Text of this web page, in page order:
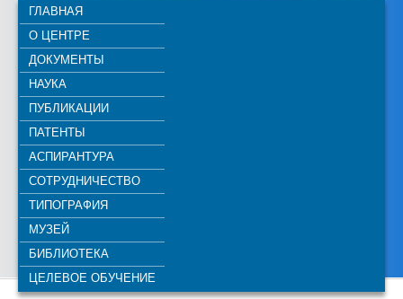
ГЛАВНАЯ
О ЦЕНТРЕ
ДОКУМЕНТЫ
НАУКА
ПУБЛИКАЦИИ
ПАТЕНТЫ
АСПИРАНТУРА
СОТРУДНИЧЕСТВО
ТИПОГРАФИЯ
МУЗЕЙ
БИБЛИОТЕКА
ЦЕЛЕВОЕ ОБУЧЕНИЕ